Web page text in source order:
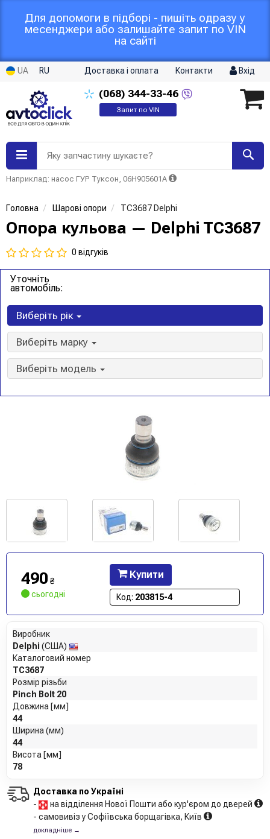
Для допомоги в підборі - пишіть одразу у
месенджери або залишайте запит по VIN
на сайті
UA RU Доставка і оплата Контакти Вхід
(068) 344-33-46
Запит по VIN
Яку запчастину шукаєте?
Наприклад: насос ГУР Туксон, 06H905601A
Головна Шарові опори TC3687 Delphi
Опора кульова — Delphi TC3687
0 відгуків
Уточніть
автомобіль:
Виберіть рік
Виберіть марку
Виберіть модель
490 ₴
сьогодні
Купити
Код: 203815-4
Виробник
Delphi (США)
Каталоговий номер
TC3687
Розмір різьби
Pinch Bolt 20
Довжина [мм]
44
Ширина (мм)
44
Висота [мм]
78
Доставка по Україні
-
на відділення Нової Пошти або кур'єром до дверей
- самовивіз у Софіївська борщагівка, Київ
докладніше →